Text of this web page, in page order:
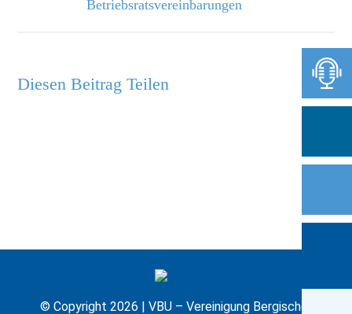
Betriebsratsvereinbarungen
Diesen Beitrag Teilen
© Copyright 2026 | VBU – Vereinigung Bergischer